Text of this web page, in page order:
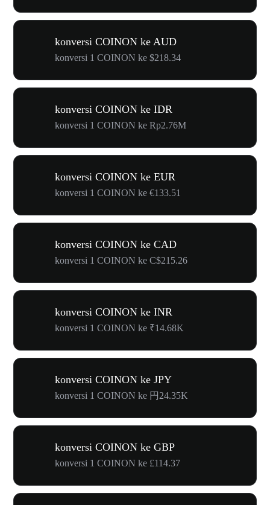
konversi COINON ke AUD
konversi 1 COINON ke $218.34
konversi COINON ke IDR
konversi 1 COINON ke Rp2.76M
konversi COINON ke EUR
konversi 1 COINON ke €133.51
konversi COINON ke CAD
konversi 1 COINON ke C$215.26
konversi COINON ke INR
konversi 1 COINON ke ₹14.68K
konversi COINON ke JPY
konversi 1 COINON ke 円24.35K
konversi COINON ke GBP
konversi 1 COINON ke £114.37